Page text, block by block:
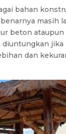
bahan
masih
beton
dan